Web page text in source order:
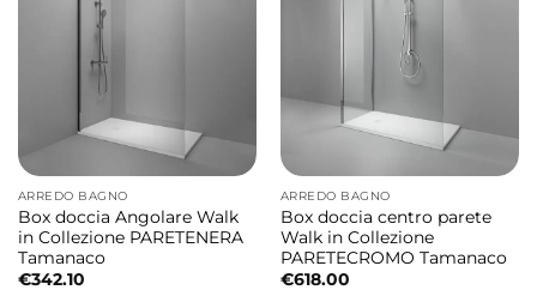
ARREDO BAGNO
Box doccia Angolare Walk
in Collezione PARETENERA
Tamanaco
€342.10
ARREDO BAGNO
Box doccia centro parete
Walk in Collezione
PARETECROMO Tamanaco
€618.00